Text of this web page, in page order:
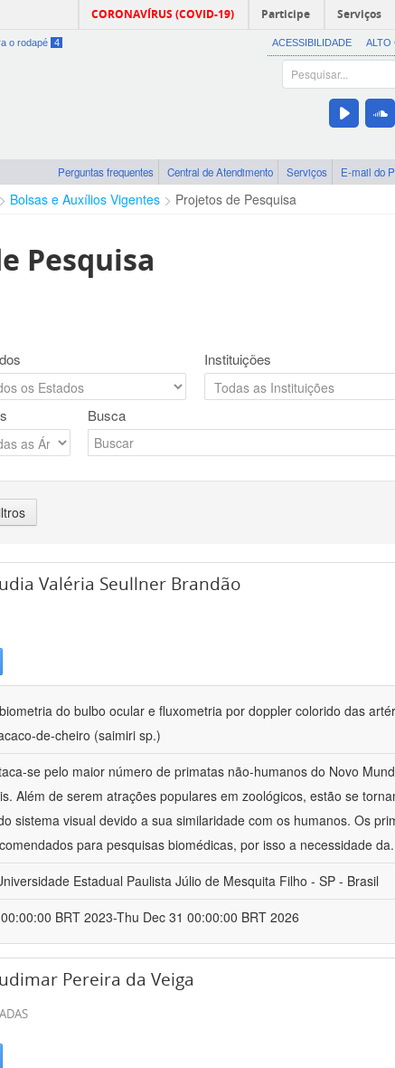
CORONAVÍRUS (COVID-19) Participe Serviços
o rodapé 4 ACESSIBILIDADE ALTO
Perguntas frequentes Central de Atendimento Serviços E-mail do
Bolsas e Auxílios Vigentes Projetos de Pesquisa
Pesquisa
Instituições
Busca
Valéria Seullner Brandão
do bulbo ocular e fluxometria por doppler colorido das
de-cheiro (saimiri sp.)
se pelo maior número de primatas não-humanos do Novo
Além de serem atrações populares em zoológicos, estão se
sistema visual devido a sua similaridade com os humanos. Os
para pesquisas biomédicas, por isso a necessidade da
Estadual Paulista Júlio de Mesquita Filho - SP - Brasil
BRT 2023-Thu Dec 31 00:00:00 BRT 2026
Pereira da Veiga